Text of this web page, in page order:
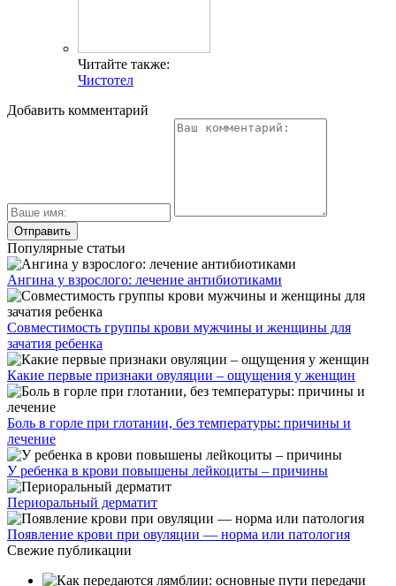
Читайте также:
Чистотел
Добавить комментарий
Популярные статьи
Ангина у взрослого: лечение антибиотиками
Совместимость группы крови мужчины и женщины для
зачатия ребенка
Какие первые признаки овуляции – ощущения у женщин
Боль в горле при глотании, без температуры: причины и
лечение
У ребенка в крови повышены лейкоциты – причины
Периоральный дерматит
Появление крови при овуляции — норма или патология
Свежие публикации